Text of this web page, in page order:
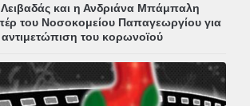
και η Ανδριάνα Μπάμπαλη
του Νοσοκομείου Παπαγεωργίου για
αντιμετώπιση του κορωνοϊού